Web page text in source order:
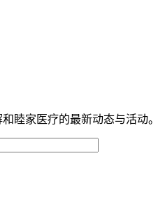
睦家医疗的最新动态与活动。